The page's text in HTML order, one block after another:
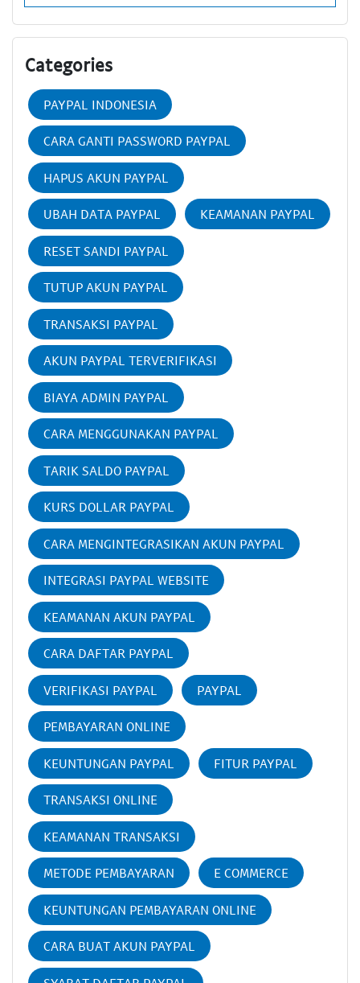
Categories
PAYPAL INDONESIA
CARA GANTI PASSWORD PAYPAL
HAPUS AKUN PAYPAL
UBAH DATA PAYPAL KEAMANAN PAYPAL
RESET SANDI PAYPAL
TUTUP AKUN PAYPAL
TRANSAKSI PAYPAL
AKUN PAYPAL TERVERIFIKASI
BIAYA ADMIN PAYPAL
CARA MENGGUNAKAN PAYPAL
TARIK SALDO PAYPAL
KURS DOLLAR PAYPAL
CARA MENGINTEGRASIKAN AKUN PAYPAL
INTEGRASI PAYPAL WEBSITE
KEAMANAN AKUN PAYPAL
CARA DAFTAR PAYPAL
VERIFIKASI PAYPAL PAYPAL
PEMBAYARAN ONLINE
KEUNTUNGAN PAYPAL FITUR PAYPAL
TRANSAKSI ONLINE
KEAMANAN TRANSAKSI
METODE PEMBAYARAN E COMMERCE
KEUNTUNGAN PEMBAYARAN ONLINE
CARA BUAT AKUN PAYPAL